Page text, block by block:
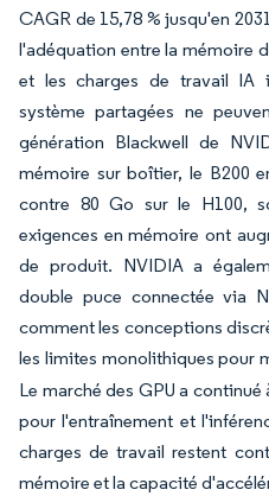
CAGR de 15,78 % jusqu'en
l'adéquation entre la mémoire
et les charges de travail IA
système partagées ne
génération Blackwell de
mémoire sur boîtier, le B200
contre 80 Go sur le H100,
exigences en mémoire ont
de produit. NVIDIA a
double puce connectée via
comment les conceptions
les limites monolithiques pour
Le marché des GPU a
pour l'entraînement et
charges de travail restent
mémoire et la capacité